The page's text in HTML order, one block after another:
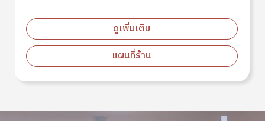
ดูเพิ่มเติม
แผนที่ร้าน